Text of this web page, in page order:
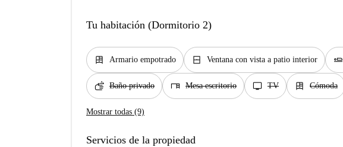
Tu habitación (Dormitorio 2)
dresser Armario empotrado window_closed Ventana con vista a patio interior airline_seat_flat
soap Baño privado desk Mesa escritorio tv TV dresser Cómoda
Mostrar todas (9)
Servicios de la propiedad